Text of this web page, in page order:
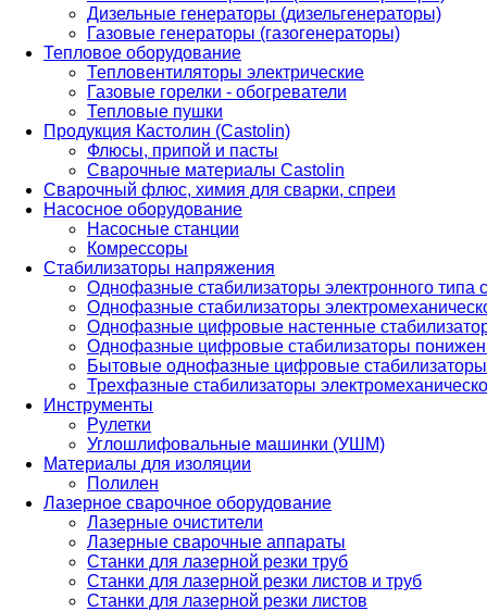
Дизельные генераторы (дизельгенераторы)
Газовые генераторы (газогенераторы)
Тепловое оборудование
Тепловентиляторы электрические
Газовые горелки - обогреватели
Тепловые пушки
Продукция Кастолин (Castolin)
Флюсы, припой и пасты
Сварочные материалы Castolin
Сварочный флюс, химия для сварки, спреи
Насосное оборудование
Насосные станции
Комрессоры
Стабилизаторы напряжения
Однофазные стабилизаторы электронного
Однофазные стабилизаторы
Однофазные цифровые настенные
Однофазные цифровые стабилизаторы
Бытовые однофазные цифровые стабилизаторы
Трехфазные стабилизаторы
Инструменты
Рулетки
Углошлифовальные машинки (УШМ)
Материалы для изоляции
Полилен
Лазерное сварочное оборудование
Лазерные очистители
Лазерные сварочные аппараты
Станки для лазерной резки труб
Станки для лазерной резки листов и труб
Станки для лазерной резки листов